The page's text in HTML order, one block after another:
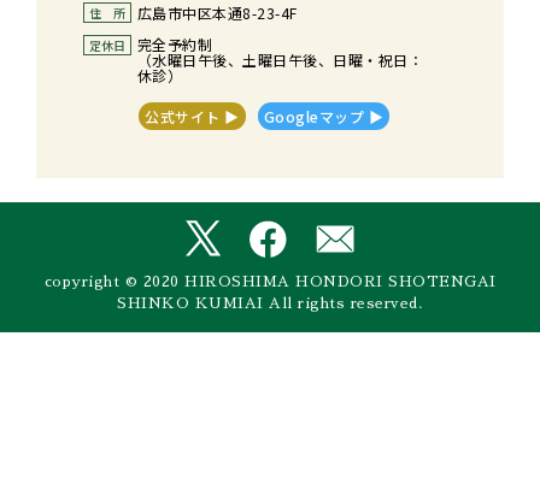
住　所 広島市中区本通8-23-4F
定休日 完全予約制
（水曜日午後、土曜日午後、日曜・祝日：
休診）
公式サイト ▶︎
Googleマップ ▶︎
copyright © 2020 HIROSHIMA HONDORI SHOTENGAI
SHINKO KUMIAI All rights reserved.